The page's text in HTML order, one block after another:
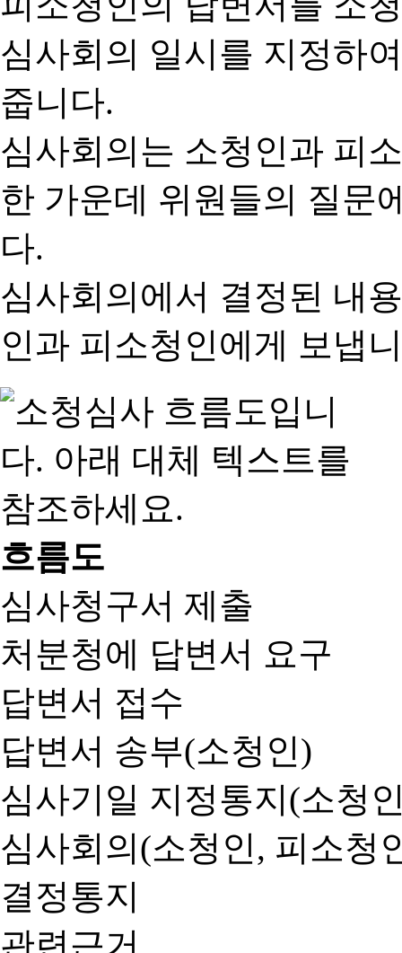
심사회의 일시를 지정하
줍니다.
심사회의는 소청인과 피
한 가운데 위원들의 질문
다.
심사회의에서 결정된 내
인과 피소청인에게 보냅
흐름도
심사청구서 제출
처분청에 답변서 요구
답변서 접수
답변서 송부(소청인)
심사기일 지정통지(소청
심사회의(소청인, 피소청
결정통지
관련근거